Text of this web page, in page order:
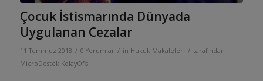
Çocuk İstismarında Dünyada
Uygulanan Cezalar
11 Temmuz 2018 / 0 Yorumlar / in Hukuk Makaleleri / tarafından
MicroDestek KolayOfis